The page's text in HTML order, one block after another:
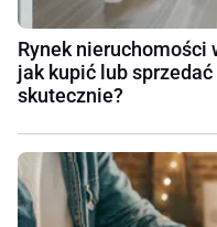
Rynek nieruchomości
jak kupić lub
skutecznie?